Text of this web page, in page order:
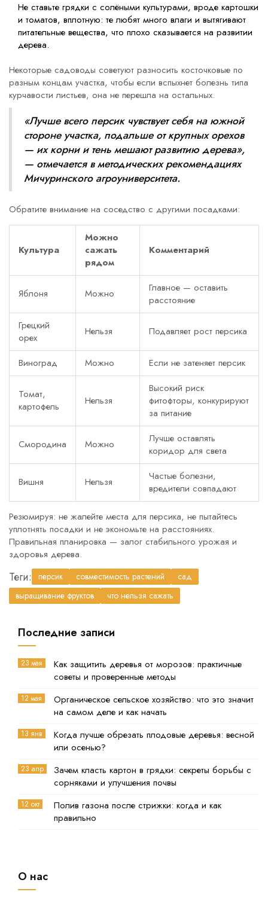
Не ставьте грядки с солёными культурами, вроде картошки
и томатов, вплотную: те любят много влаги и вытягивают
питательные вещества, что плохо сказывается на развитии
дерева.
Некоторые садоводы советуют разносить косточковые по
разным концам участка, чтобы если вспыхнет болезнь типа
курчавости листьев, она не перешла на остальных.
«Лучше всего персик чувствует себя на южной
стороне участка, подальше от крупных орехов
— их корни и тень мешают развитию дерева»,
— отмечается в методических рекомендациях
Мичуринского агроуниверситета.
Обратите внимание на соседство с другими посадками:
Культура
Можно
сажать
рядом
Комментарий
Яблоня Можно
Главное — оставить
расстояние
Грецкий
орех
Нельзя Подавляет рост персика
Виноград Можно Если не затеняет персик
Томат,
картофель
Нельзя
Высокий риск
фитофторы, конкурируют
за питание
Смородина Можно
Лучше оставлять
коридор для света
Вишня Нельзя
Частые болезни,
вредители совпадают
Резюмируя: не жалейте места для персика, не пытайтесь
уплотнять посадки и не экономьте на расстояниях.
Правильная планировка — залог стабильного урожая и
здоровья дерева.
Теги: персик совместимость растений
сад
выращивание фруктов
что нельзя сажать
Последние записи
23 мая
Как защитить деревья от морозов: практичные
советы и проверенные методы
12 мая
Органическое сельское хозяйство: что это значит
на самом деле и как начать
13 янв
Когда лучше обрезать плодовые деревья: весной
или осенью?
23 апр
Зачем класть картон в грядки: секреты борьбы с
сорняками и улучшения почвы
12 окт
Полив газона после стрижки: когда и как
правильно
О нас